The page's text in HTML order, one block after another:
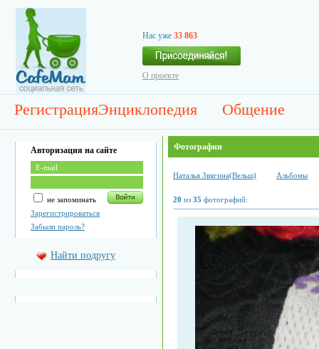
Нас уже 33 863
О проекте
РегистрацияЭнциклопедия Общение
Авторизация на сайте
не запоминать
Зарегистрироваться
Забыли пароль?
Найти подругу
Фотографии
Наталья Звягина(Вельш) Альбомы
20 из 35 фотографий: